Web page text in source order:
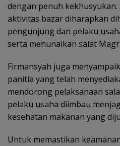
dengan penuh
aktivitas bazar diharapkan
pengunjung dan pelaku
serta menunaikan salat
Firmansyah juga
panitia yang telah
mendorong pelaksanaan
pelaku usaha diimbau
kesehatan makanan yang
Untuk memastikan